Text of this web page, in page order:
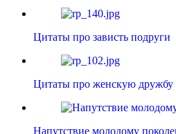
Цитаты про зависть подруги
Цитаты про женскую дружбу
Напутствие молодому